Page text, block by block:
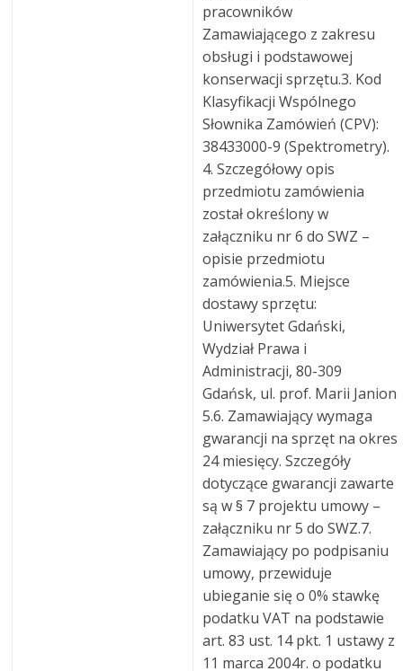
pracowników
Zamawiającego z zakresu
obsługi i podstawowej
konserwacji sprzętu.3. Kod
Klasyfikacji Wspólnego
Słownika Zamówień (CPV):
38433000-9 (Spektrometry).
4. Szczegółowy opis
przedmiotu zamówienia
został określony w
załączniku nr 6 do SWZ –
opisie przedmiotu
zamówienia.5. Miejsce
dostawy sprzętu:
Uniwersytet Gdański,
Wydział Prawa i
Administracji, 80-309
Gdańsk, ul. prof. Marii Janion
5.6. Zamawiający wymaga
gwarancji na sprzęt na okres
24 miesięcy. Szczegóły
dotyczące gwarancji zawarte
są w § 7 projektu umowy –
załączniku nr 5 do SWZ.7.
Zamawiający po podpisaniu
umowy, przewiduje
ubieganie się o 0% stawkę
podatku VAT na podstawie
art. 83 ust. 14 pkt. 1 ustawy z
11 marca 2004r. o podatku